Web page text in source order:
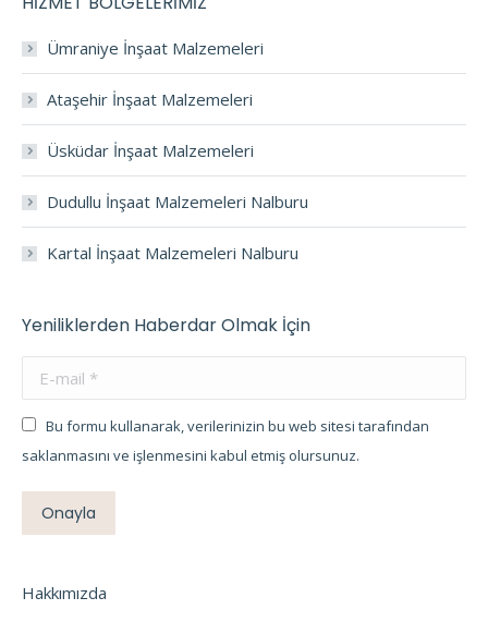
Ümraniye İnşaat Malzemeleri
Ataşehir İnşaat Malzemeleri
Üsküdar İnşaat Malzemeleri
Dudullu İnşaat Malzemeleri Nalburu
Kartal İnşaat Malzemeleri Nalburu
Yeniliklerden Haberdar Olmak İçin
E-mail *
Bu formu kullanarak, verilerinizin bu web sitesi tarafından
saklanmasını ve işlenmesini kabul etmiş olursunuz.
Onayla
Hakkımızda